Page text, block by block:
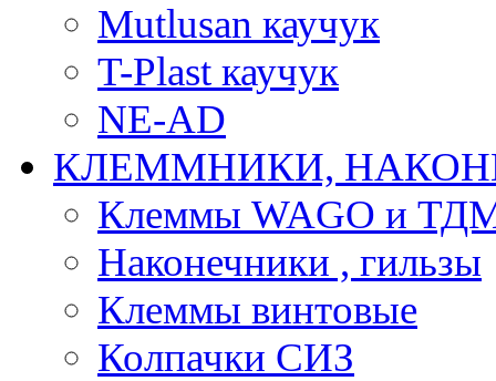
Mutlusan каучук
T-Plast каучук
NE-AD
КЛЕММНИКИ,
Клеммы WAGO и
Наконечники , гильзы
Клеммы винтовые
Колпачки СИЗ